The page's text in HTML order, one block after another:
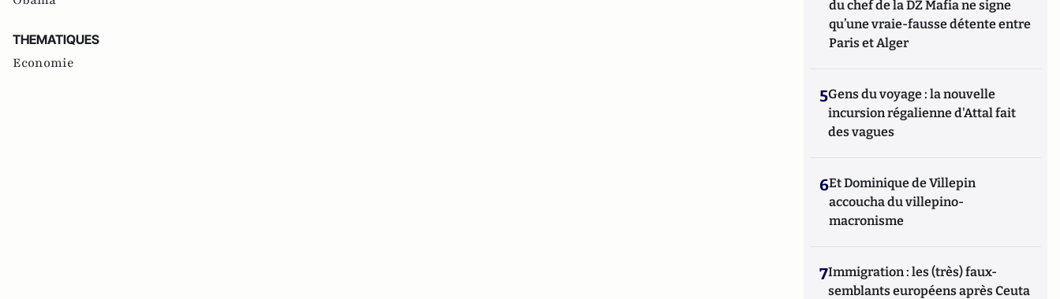
THEMATIQUES
Economie
du chef de la DZ Mafia ne signe
qu’une vraie-fausse détente entre
Paris et Alger
5Gens du voyage : la nouvelle
incursion régalienne d'Attal fait
des vagues
6Et Dominique de Villepin
accoucha du villepino-
macronisme
7Immigration : les (très) faux-
semblants européens après Ceuta